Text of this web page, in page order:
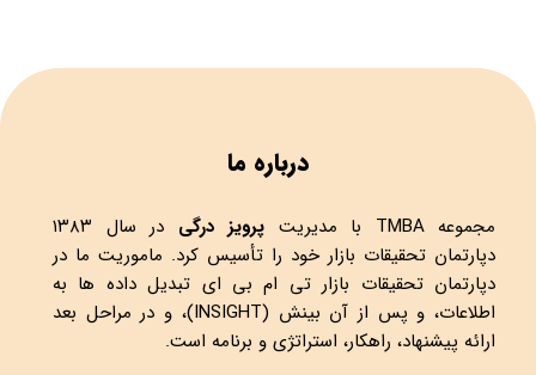
درباره ما
مجموعهTMBA با مدیریت پرویز درگی
در سال ۱۳۸۳
دپارتمان تحقیقات بازار خود را تأسیس کرد. ماموریت ما در
دپارتمان تحقیقات بازار تی ام بی ای تبدیل داده ها به
اطلاعات، و پس از آن بینش (INSIGHT)، و در مراحل بعد
ارائه پیشنهاد، راهکار، استراتژی و برنامه است.